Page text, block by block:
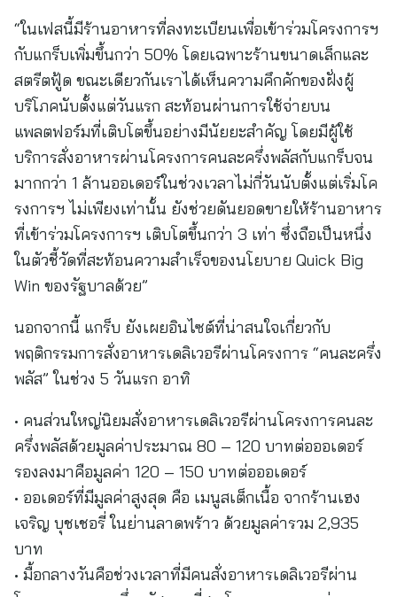
“ในเฟสนี้มีร้านอาหารที่ลงทะเบียนเพื่อเข้าร่วมโครงการฯ
กับแกร็บเพิ่มขึ้นกว่า 50% โดยเฉพาะร้านขนาดเล็กและ
สตรีตฟู้ด ขณะเดียวกันเราได้เห็นความคึกคักของฝั่งผู้
บริโภคนับตั้งแต่วันแรก สะท้อนผ่านการใช้จ่ายบน
แพลตฟอร์มที่เติบโตขึ้นอย่างมีนัยยะสำคัญ โดยมีผู้ใช้
บริการสั่งอาหารผ่านโครงการคนละครึ่งพลัสกับแกร็บจน
มากกว่า 1 ล้านออเดอร์ในช่วงเวลาไม่กี่วันนับตั้งแต่เริ่มโค
รงการฯ ไม่เพียงเท่านั้น ยังช่วยดันยอดขายให้ร้านอาหาร
ที่เข้าร่วมโครงการฯ เติบโตขึ้นกว่า 3 เท่า ซึ่งถือเป็นหนึ่ง
ในตัวชี้วัดที่สะท้อนความสำเร็จของนโยบาย Quick Big
Win ของรัฐบาลด้วย”
นอกจากนี้ แกร็บ ยังเผยอินไซต์ที่น่าสนใจเกี่ยวกับ
พฤติกรรมการสั่งอาหารเดลิเวอรีผ่านโครงการ “คนละครึ่ง
พลัส” ในช่วง 5 วันแรก อาทิ
• คนส่วนใหญ่นิยมสั่งอาหารเดลิเวอรีผ่านโครงการคนละ
ครึ่งพลัสด้วยมูลค่าประมาณ 80 – 120 บาทต่อออเดอร์
รองลงมาคือมูลค่า 120 – 150 บาทต่อออเดอร์
• ออเดอร์ที่มีมูลค่าสูงสุด คือ เมนูสเต็กเนื้อ จากร้านเฮง
เจริญ บุชเชอรี่ ในย่านลาดพร้าว ด้วยมูลค่ารวม 2,935
บาท
• มื้อกลางวันคือช่วงเวลาที่มีคนสั่งอาหารเดลิเวอรีผ่าน